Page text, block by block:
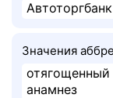
Автоторгбанк
Значения
отягощенный
анамнез